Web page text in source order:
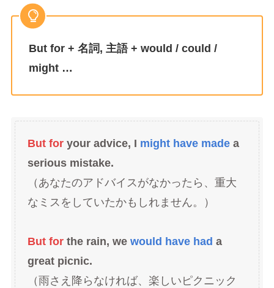
But for + 名詞, 主語 + would / could /
might …
But for your advice, I might have madea
serious mistake.
（あなたのアドバイスがなかったら、重大
なミスをしていたかもしれません。）
But for the rain, wewould have had a
great picnic.
（雨さえ降らなければ、楽しいピクニック